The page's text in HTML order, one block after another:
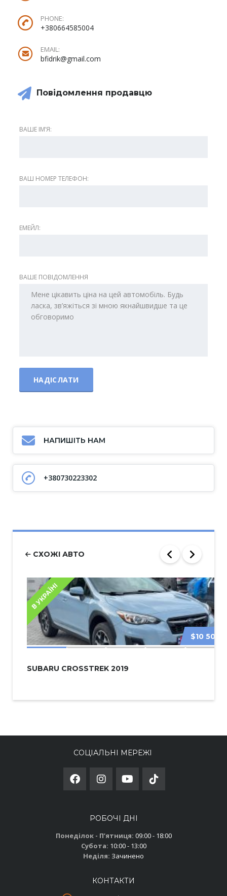
PHONE:
+380664585004
EMAIL:
bfidrik@gmail.com
Повідомлення продавцю
ВАШЕ ІМʼЯ:
ВАШ НОМЕР ТЕЛЕФОН:
ЕМЕЙЛ:
ВАШЕ ПОВІДОМЛЕННЯ
НАПИШІТЬ НАМ
+380730223302
СХОЖІ АВТО
В УКРАЇНІ
$10 500
SUBARU CROSSTREK 2019
СОЦІАЛЬНІ МЕРЕЖІ
РОБОЧІ ДНІ
Понеділок - Пʼятниця: 09:00 - 18:00
Субота: 10:00 - 13:00
Неділя: Зачинено
КОНТАКТИ